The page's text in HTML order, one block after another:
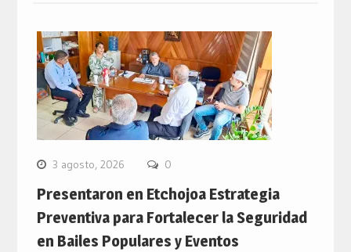
3 agosto, 2026 0
Presentaron en Etchojoa Estrategia
Preventiva para Fortalecer la Seguridad
en Bailes Populares y Eventos